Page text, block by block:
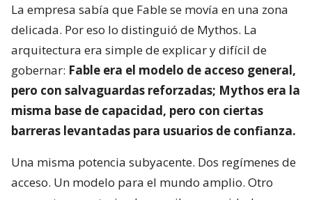
La empresa sabía que Fable se movía en una zona
delicada. Por eso lo distinguió de Mythos. La
arquitectura era simple de explicar y difícil de
gobernar: Fable era el modelo de acceso general,
pero con salvaguardas reforzadas; Mythos era la
misma base de capacidad, pero con ciertas
barreras levantadas para usuarios de confianza.
Una misma potencia subyacente. Dos regímenes de
acceso. Un modelo para el mundo amplio. Otro